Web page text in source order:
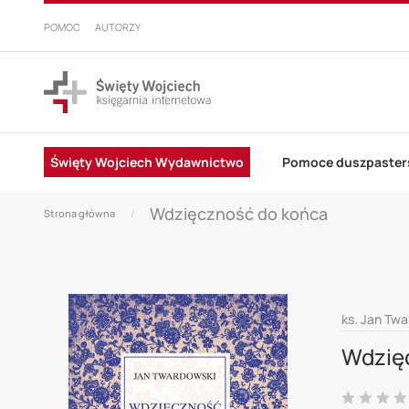
PRZEJDŹ
DO
POMOC AUTORZY
Święty Wojciech Wydawnictwo Pomoce
Strona główna Wdzięczność do końca
Skip
the
end
ks. Jan
Ocena: